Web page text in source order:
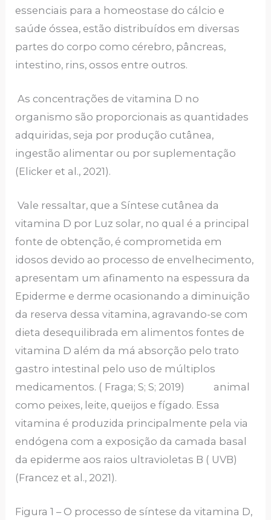
essenciais para a homeostase do cálcio e
saúde óssea, estão distribuídos em diversas
partes do corpo como cérebro, pâncreas,
intestino, rins, ossos entre outros.
As concentrações de vitamina D no
organismo são proporcionais as quantidades
adquiridas, seja por produção cutânea,
ingestão alimentar ou por suplementação
(Elicker et al., 2021).
Vale ressaltar, que a Síntese cutânea da
vitamina D por Luz solar, no qual é a principal
fonte de obtenção, é comprometida em
idosos devido ao processo de envelhecimento,
apresentam um afinamento na espessura da
Epiderme e derme ocasionando a diminuição
da reserva dessa vitamina, agravando-se com
dieta desequilibrada em alimentos fontes de
vitamina D além da má absorção pelo trato
gastro intestinal pelo uso de múltiplos
medicamentos. ( Fraga; S; S; 2019) animal
como peixes, leite, queijos e fígado. Essa
vitamina é produzida principalmente pela via
endógena com a exposição da camada basal
da epiderme aos raios ultravioletas B ( UVB)
(Francez et al., 2021).
Figura 1 – O processo de síntese da vitamina D,